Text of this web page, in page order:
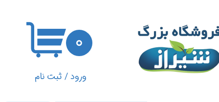
ورود/ ثبت نام
تغییر گذر واژه
سفارشات
۰